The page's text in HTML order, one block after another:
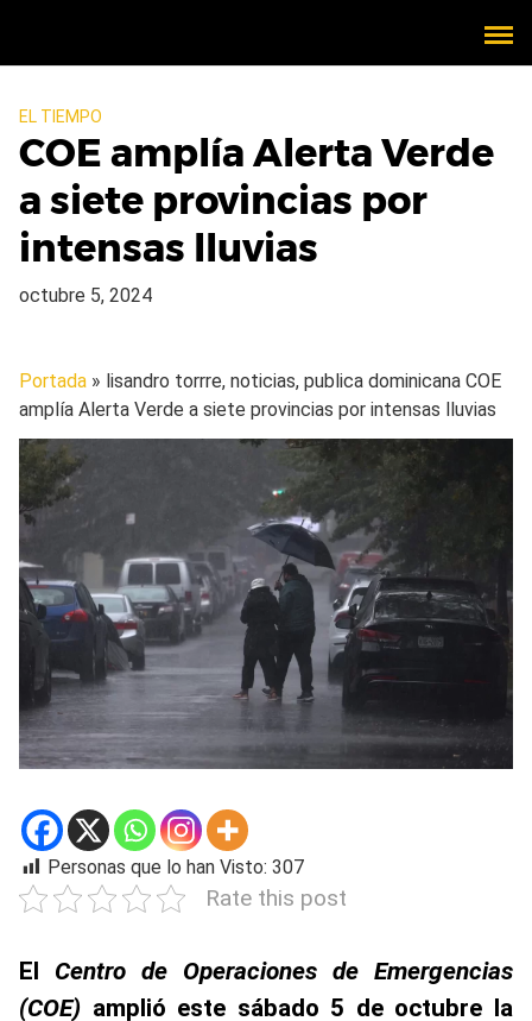
EL TIEMPO
COE amplía Alerta Verde
a siete provincias por
intensas lluvias
octubre 5, 2024
Portada » lisandro torrre, noticias, publica dominicana COE
amplía Alerta Verde a siete provincias por intensas lluvias
Personas que lo han Visto: 307
Rate this post
El Centro de Operaciones de Emergencias
(COE) amplió este sábado 5 de octubre la